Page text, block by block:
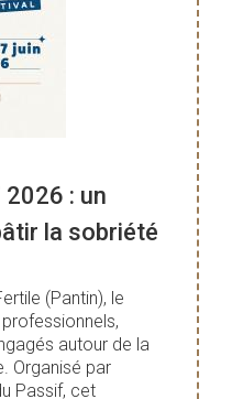
2026 : un
la sobriété
(Pantin), le
autour de la
Organisé par
Passif, cet